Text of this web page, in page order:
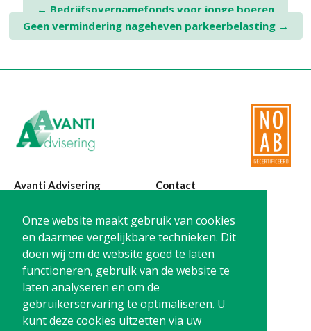
Onze website maakt gebruik van cookies
en daarmee vergelijkbare technieken. Dit
doen wij om de website goed te laten
functioneren, gebruik van de website te
laten analyseren en om de
gebruikerservaring te optimaliseren. U
kunt deze cookies uitzetten via uw
Post
navigation
← Bedrijfsovernamefonds voor jonge boeren
Geen vermindering nageheven parkeerbelasting →
Avanti Advisering
Poelstraat 4
1441 RR Purmerend
Contact
T: 0299-420870
@:
info@avanti-
advisering.nl
BTW: NL861212733B01